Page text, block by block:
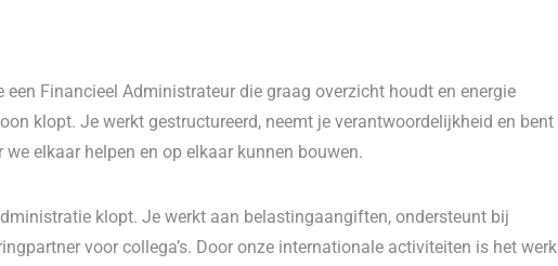
Financieel Administrateur die graag overzicht houdt en energie
klopt. Je werkt gestructureerd, neemt je verantwoordelijkheid en bent
elkaar helpen en op elkaar kunnen bouwen.
klopt. Je werkt aan belastingaangiften, ondersteunt bij
voor collega’s. Door onze internationale activiteiten is het werk